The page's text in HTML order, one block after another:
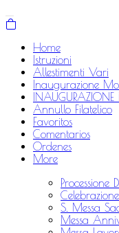
Home
Istruzioni
Allestimenti Vari
Inaugurazione
Annullo Filatelico
Favoritos
Comentarios
Ordenes
More
Processione
S. Messa
Messa